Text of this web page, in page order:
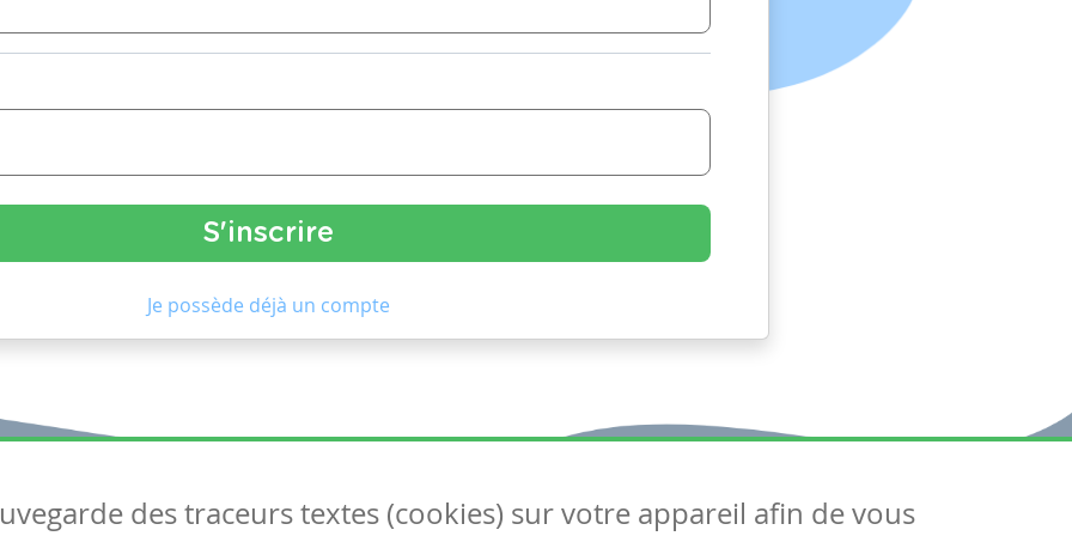
Je possède déjà un compte
Articles Suivez-nous
des traceurs textes (cookies) sur votre appareil afin de vous